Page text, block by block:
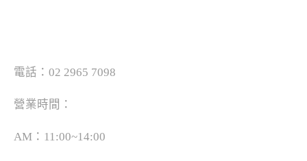
電話：02 2965 7098
營業時間：
AM：11:00~14:00